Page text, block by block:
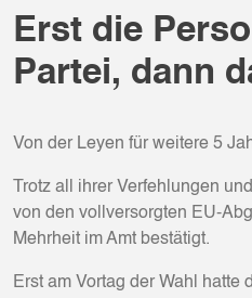
Erst die
Partei, dann
Von der Leyen für weitere 5
Trotz all ihrer Verfehlungen
von den vollversorgten EU-
Mehrheit im Amt bestätigt.
Erst am Vortag der Wahl hatte